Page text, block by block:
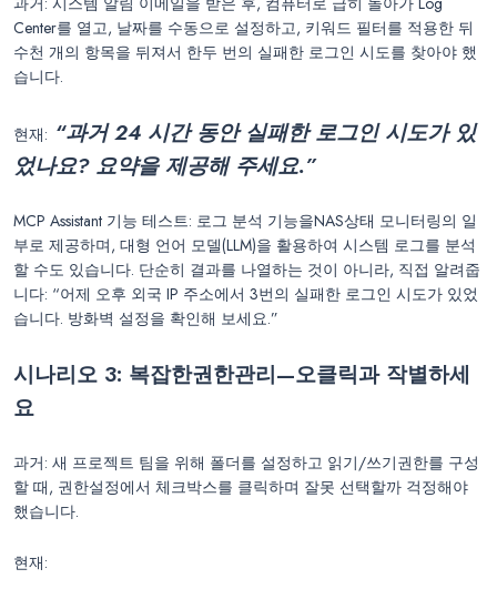
Center를 열고, 날짜를 수동으로 설정하고, 키워드 필터를 적용한 뒤
수천 개의 항목을 뒤져서 한두 번의 실패한 로그인 시도를 찾아야 했
습니다.
현재: “과거24 시간 동안 실패한 로그인 시도가 있
었나요? 요약을 제공해 주세요.”
MCP Assistant 기능 테스트: 로그 분석 기능을NAS상태 모니터링의 일
부로 제공하며, 대형 언어 모델(LLM)을 활용하여 시스템 로그를 분석
할 수도 있습니다. 단순히 결과를 나열하는 것이 아니라, 직접 알려줍
니다: “어제 오후 외국 IP 주소에서 3번의 실패한 로그인 시도가 있었
습니다. 방화벽 설정을 확인해 보세요.”
시나리오 3: 복잡한권한관리—오클릭과 작별하세
요
과거: 새 프로젝트 팀을 위해 폴더를 설정하고 읽기/쓰기권한를 구성
할 때, 권한설정에서 체크박스를 클릭하며 잘못 선택할까 걱정해야
했습니다.
현재: